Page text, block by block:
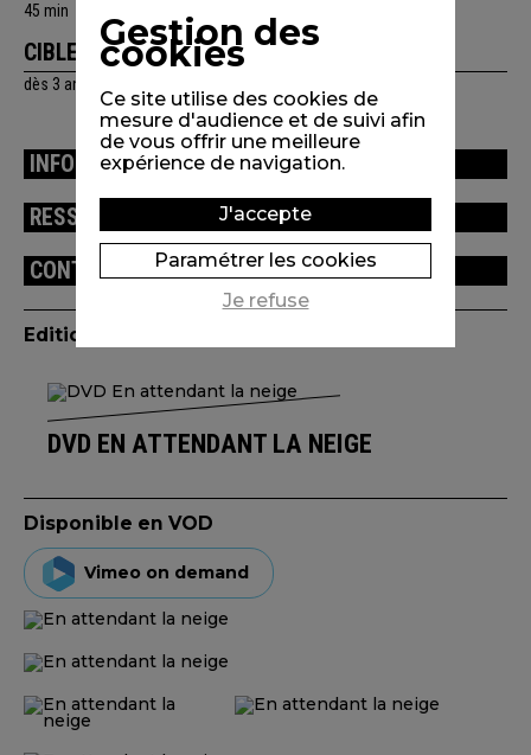
45 min
CIBLE(S)
dès 3 ans
INFORMATIONS TECHNIQUES
RESSOURCES
CONTENU DU PROGRAMME
Edition(s) disponible(s)
DVD EN ATTENDANT LA NEIGE
Disponible en VOD
Vimeo on demand
Gestion des
cookies
Ce site utilise des cookies de
mesure d'audience et de suivi afin
de vous offrir une meilleure
expérience de navigation.
J'accepte
Paramétrer les cookies
Je refuse